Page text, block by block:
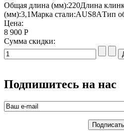
Общая длина (мм):220Длина
(мм):3,1Марка стали:AUS8AТип
Цена:
8 900 Р
Сумма скидки:
Подпишитесь на нас